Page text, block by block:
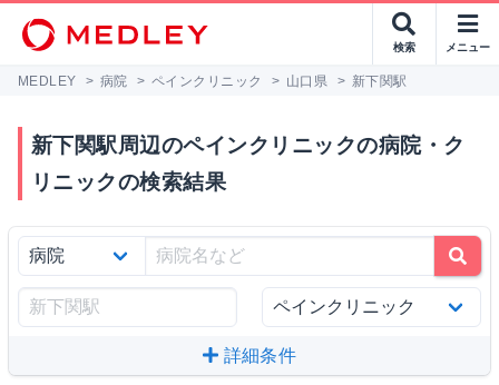
検索 メニュー
MEDLEY > 病院 > ペインクリニック > 山口県 > 新下関駅
新下関駅周辺のペインクリニックの病院・ク
リニックの検索結果
詳細条件